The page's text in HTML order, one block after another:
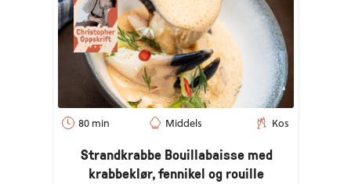
80 min Middels Kos
Strandkrabbe Bouillabaisse med
krabbeklør, fennikel og rouille